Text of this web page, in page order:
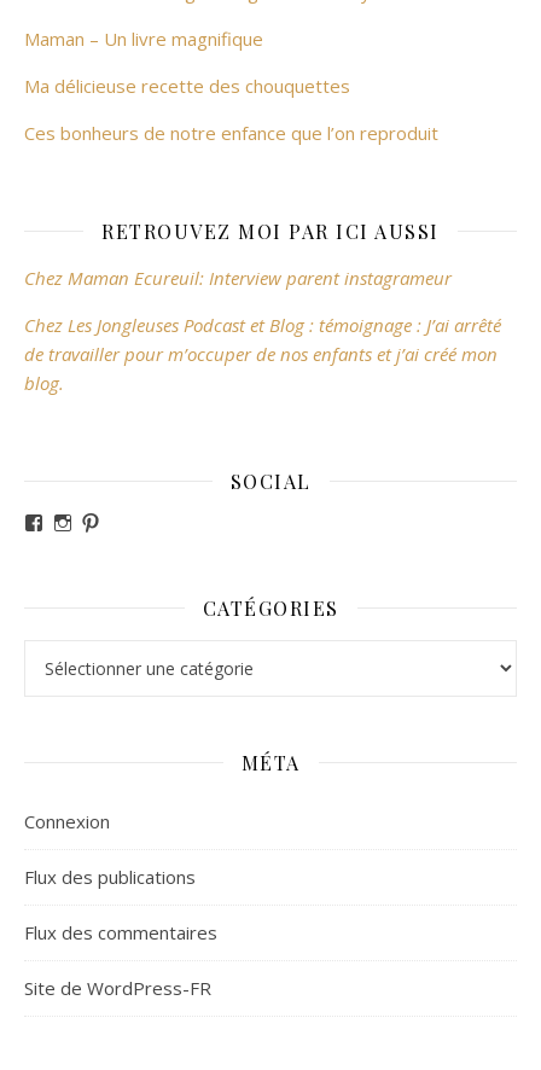
Maman – Un livre magnifique
Ma délicieuse recette des chouquettes
Ces bonheurs de notre enfance que l’on reproduit
RETROUVEZ MOI PAR ICI AUSSI
Chez Maman Ecureuil: Interview parent instagrameur
Chez Les Jongleuses Podcast et Blog : témoignage : J’ai arrêté
de travailler pour m’occuper de nos enfants et j’ai créé mon
blog.
SOCIAL
Voir le profil de revesdefripouilles sur Facebook
Voir le profil de claire_revesdefripouilles sur
CATÉGORIES
MÉTA
Connexion
Flux des publications
Flux des commentaires
Site de WordPress-FR